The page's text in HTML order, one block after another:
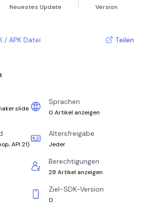
Neuestes Update Version
/ APK Datei Teilen
Sprachen
0 Artikel anzeigen
API 21)
Altersfreigabe
Jeder
Berechtigungen
28 Artikel anzeigen
Ziel-SDK-Version
0